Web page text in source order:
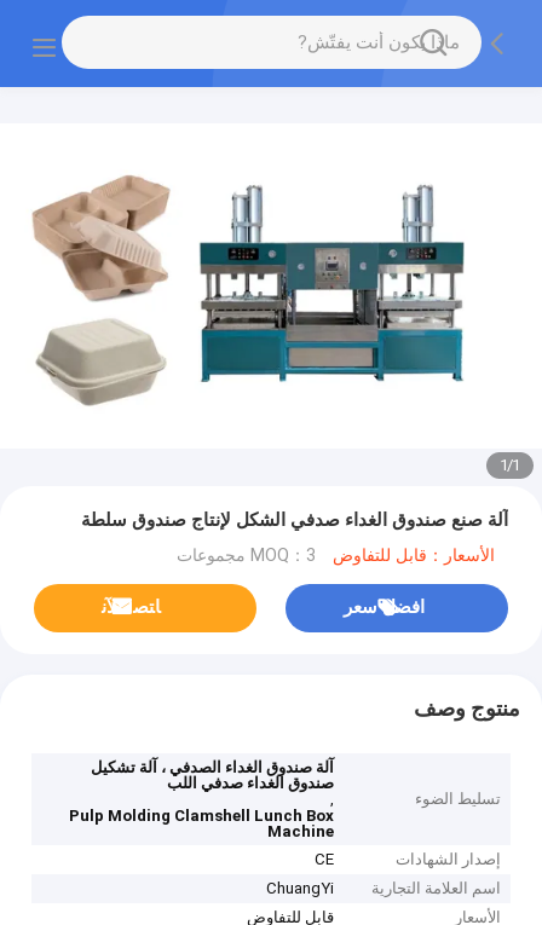
1
/
1
آلة صنع صندوق الغداء صدفي الشكل لإنتاج صندوق سلطة
الأسعار：قابل للتفاوض MOQ：3 مجموعات
افضل سعر ﺎﺘﺼﻟ ﺍﻶﻧ
منتوج وصف
تسليط الضوء
آلة صندوق الغداء الصدفي ، آلة تشكيل
صندوق الغداء صدفي اللب
,
Pulp Molding Clamshell Lunch Box
Machine
إصدار الشهادات
CE
اسم العلامة التجارية
ChuangYi
الأسعار
قابل للتفاوض